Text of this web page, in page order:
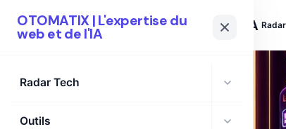
OTOMATIX| L'expertise du web et de l'IA
OTOMATIX | L'expertise du
web et de l'IA
Radar Tech
Outils